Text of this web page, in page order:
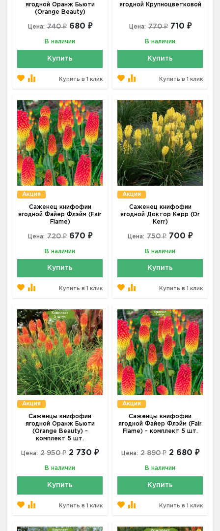
ягодной Оранж Бьюти
(Orange Beauty)
Цена: 740 ₽ 680 ₽
В наличии
Купить
Купить в 1 клик
ягодной Крупноцветковой
Цена: 770 ₽ 710 ₽
В наличии
Купить
Купить в 1 клик
Акция
Саженец книфофии
ягодной Файер Флэйм (Fair
Flame)
Цена: 720 ₽ 670 ₽
В наличии
Купить
Купить в 1 клик
Акция
Саженец книфофии
ягодной Доктор Керр (Dr
Kerr)
Цена: 750 ₽ 700 ₽
В наличии
Купить
Купить в 1 клик
Акция
Саженцы книфофии
ягодной Оранж Бьюти
(Orange Beauty) -
комплект 5 шт.
Цена: 2 950 ₽ 2 730 ₽
В наличии
Купить
Купить в 1 клик
Акция
Саженцы книфофии
ягодной Файер Флэйм (Fair
Flame) - комплект 5 шт.
Цена: 2 890 ₽ 2 680 ₽
В наличии
Купить
Купить в 1 клик